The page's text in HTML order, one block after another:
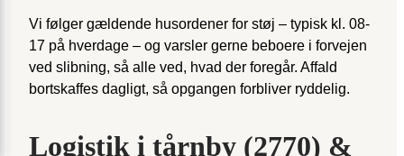
Vi følger gældende husordener for støj – typisk kl. 08-
17 på hverdage – og varsler gerne beboere i forvejen
ved slibning, så alle ved, hvad der foregår. Affald
bortskaffes dagligt, så opgangen forbliver ryddelig.
Logistik i tårnby (2770) &